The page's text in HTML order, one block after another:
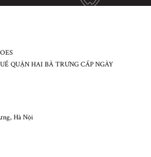
QUẬN HAI BÀ TRƯNG CẤP NGÀY
Hà Nội